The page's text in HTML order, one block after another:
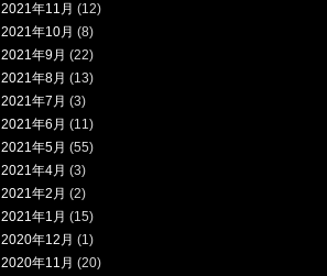
2021年11月 (12)
2021年10月 (8)
2021年9月 (22)
2021年8月 (13)
2021年7月 (3)
2021年6月 (11)
2021年5月 (55)
2021年4月 (3)
2021年2月 (2)
2021年1月 (15)
2020年12月 (1)
2020年11月 (20)